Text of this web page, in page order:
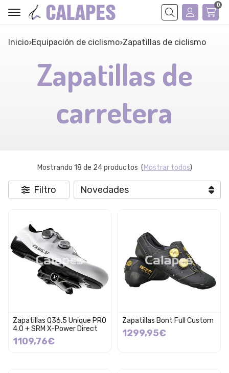
Buscar
0
Inicio equipación de ciclismo zapatillas de ciclismo
Zapatillas de
carretera
Mostrando 18 de 24 productos (Mostrar todos)
Filtro
Zapatillas Q36.5 Unique PRO
4.0 + SRM X-Power Direct
1109,76€
Zapatillas Bont Full Custom
1299,95€